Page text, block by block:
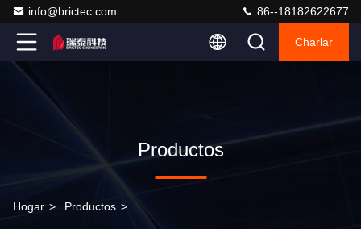
info@brictec.com 86--18182622677
Charlar
Productos
Hogar > Productos >